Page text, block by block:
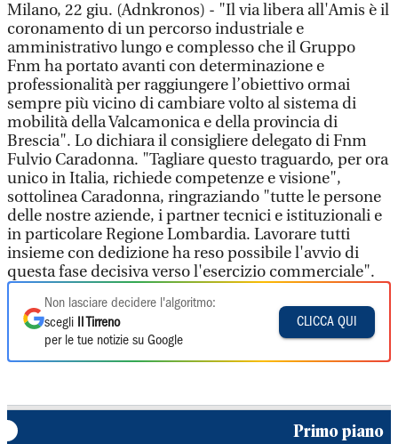
Milano, 22 giu. (Adnkronos) - "Il via libera all'Amis è il
coronamento di un percorso industriale e
amministrativo lungo e complesso che il Gruppo
Fnm ha portato avanti con determinazione e
professionalità per raggiungere l’obiettivo ormai
sempre più vicino di cambiare volto al sistema di
mobilità della Valcamonica e della provincia di
Brescia". Lo dichiara il consigliere delegato di Fnm
Fulvio Caradonna. "Tagliare questo traguardo, per ora
unico in Italia, richiede competenze e visione",
sottolinea Caradonna, ringraziando "tutte le persone
delle nostre aziende, i partner tecnici e istituzionali e
in particolare Regione Lombardia. Lavorare tutti
insieme con dedizione ha reso possibile l'avvio di
questa fase decisiva verso l'esercizio commerciale".
Non lasciare decidere l'algoritmo:
scegli
Il Tirreno
per le tue notizie su Google
CLICCA QUI
Primo piano